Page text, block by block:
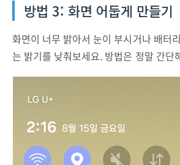
방법 3: 화면 어둡게 만들기
화면이 너무 밝아서 눈이 부시거나 배터
는 밝기를 낮춰보세요. 방법은 정말 간단